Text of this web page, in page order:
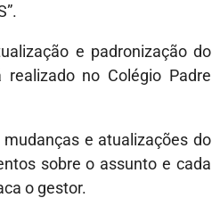
e padronização do
no Colégio Padre
e atualizações do
sobre o assunto e cada
o gestor.